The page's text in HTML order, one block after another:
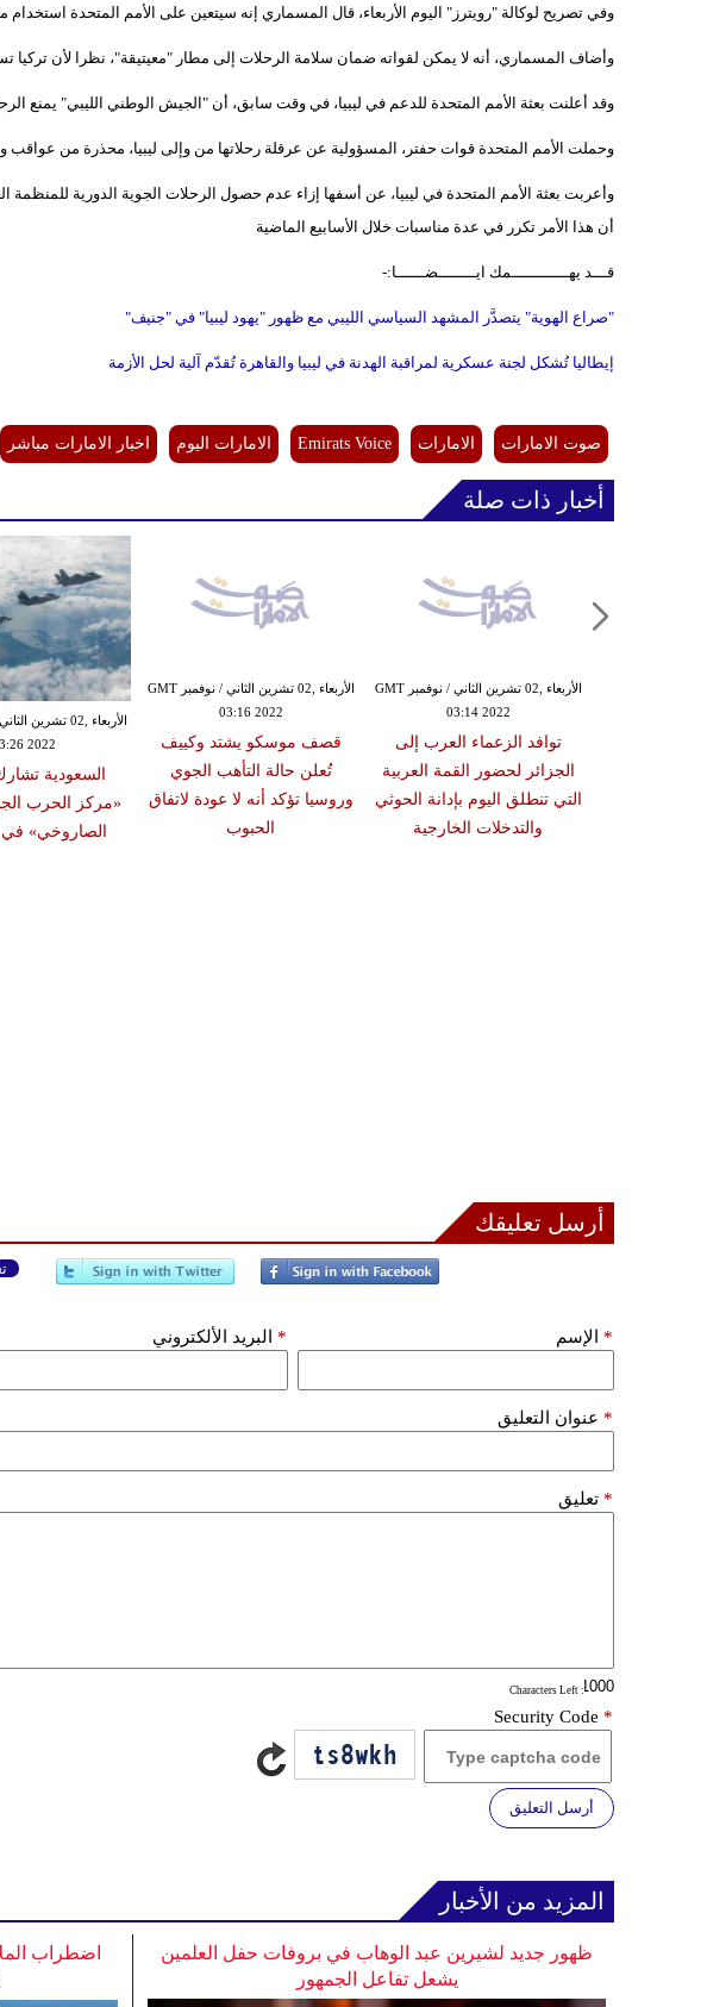
وفي تصريح لوكالة "رويترز" اليوم الأربعاء، قال المسماري إنه سيتعين على الأمم المتحدة
وأضاف المسماري، أنه لا يمكن لقواته ضمان سلامة الرحلات إلى مطار "معيتيقة"، نظرا لأن تركيا
وقد أعلنت بعثة الأمم المتحدة للدعم في ليبيا، في وقت سابق، أن "الجيش الوطني الليبي" يمنع
وحملت الأمم المتحدة قوات حفتر، المسؤولية عن عرقلة رحلاتها من وإلى ليبيا، محذرة من
وأعربت بعثة الأمم المتحدة في ليبيا، عن أسفها إزاء عدم حصول الرحلات الجوية الدورية
أن هذا الأمر تكرر في عدة مناسبات خلال الأسابيع الماضية
قـــد يهــــــــــــمك ايــــــــضــــــا:-
"صراع الهوية" يتصدَّر المشهد السياسي الليبي مع ظهور "يهود ليبيا" في "جنيف"
إيطاليا تُشكل لجنة عسكرية لمراقبة الهدنة في ليبيا والقاهرة تُقدّم آلية لحل الأزمة
صوت الامارات الامارات Emirats Voice الامارات اليوم اخبار الامارات مباشر
أخبار ذات صلة
2022
السعودية
«مركز الحرب
الصاروخي» في
الأربعاء ,02 تشرين الثاني / نوفمبر GMT
03:16 2022
قصف موسكو يشتد وكييف
تُعلن حالة التأهب الجوي
وروسيا تؤكد أنه لا عودة لاتفاق
الحبوب
الأربعاء ,02 تشرين الثاني / نوفمبر GMT
03:14 2022
توافد الزعماء العرب إلى
الجزائر لحضور القمة العربية
التي تنطلق اليوم بإدانة الحوثي
والتدخلات الخارجية
أرسل تعليقك
الإسم * البريد الألكتروني *
عنوان التعليق *
تعليق *
: Characters Left
Security Code *
أرسل التعليق
المزيد من الأخبار
اضطراب
ظهور جديد لشيرين عبد الوهاب في بروفات حفل العلمين
يشعل تفاعل الجمهور